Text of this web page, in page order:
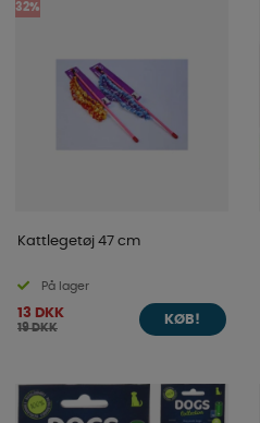
32%
Kattlegetøj 47 cm
På lager
13 DKK
19 DKK
KØB!